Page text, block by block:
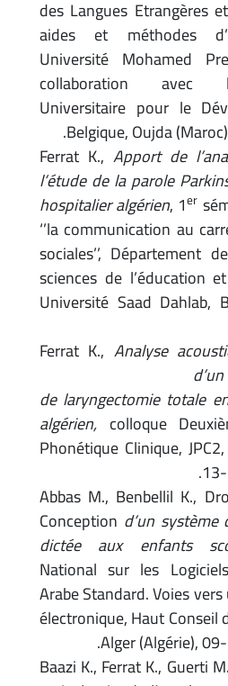
des Langues Etrangères
aides et méthodes
Université Mohamed
collaboration avec
Universitaire pour le
Belgique, Oujda
Ferrat K.,Apport de
l’étude de la parole
hospitalier algérien, 1 er
‘’la communication au
sociales’’, Département
sciences de l’éducation
Université Saad
Ferrat K.,Analyse
de laryngectomie totale
algérien, colloque
Phonétique Clinique,
Abbas M., Benbellil K.,
Conceptiond’un
dictée aux enfants
National sur les
Arabe Standard. Voies
électronique, Haut
Alger (Algérie),
Baazi K., Ferrat K.,